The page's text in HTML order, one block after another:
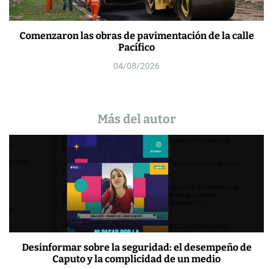
Comenzaron las obras de pavimentación de la calle
Pacífico
04/08/2026
Más del autor
Desinformar sobre la seguridad: el desempeño de
Caputo y la complicidad de un medio